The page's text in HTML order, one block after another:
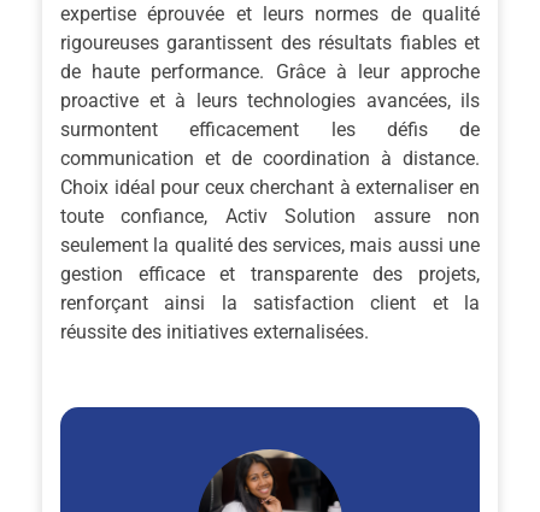
expertise éprouvée et leurs normes de qualité
rigoureuses garantissent des résultats fiables et
de haute performance. Grâce à leur approche
proactive et à leurs technologies avancées, ils
surmontent efficacement les défis de
communication et de coordination à distance.
Choix idéal pour ceux cherchant à externaliser en
toute confiance, Activ Solution assure non
seulement la qualité des services, mais aussi une
gestion efficace et transparente des projets,
renforçant ainsi la satisfaction client et la
réussite des initiatives externalisées.